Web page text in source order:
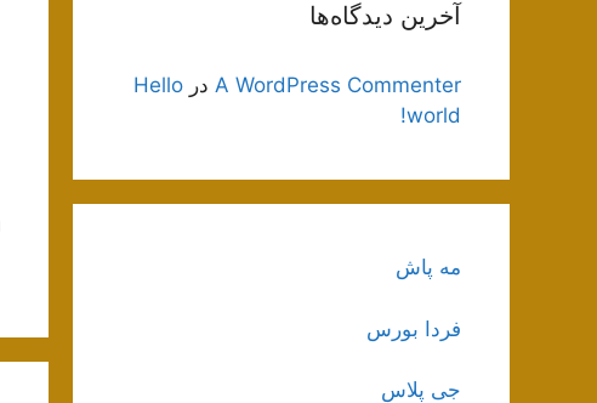
آخرین دیدگاه‌ها
A WordPress Commenter در Hello
world!
مه پاش
فردا بورس
جی پلاس